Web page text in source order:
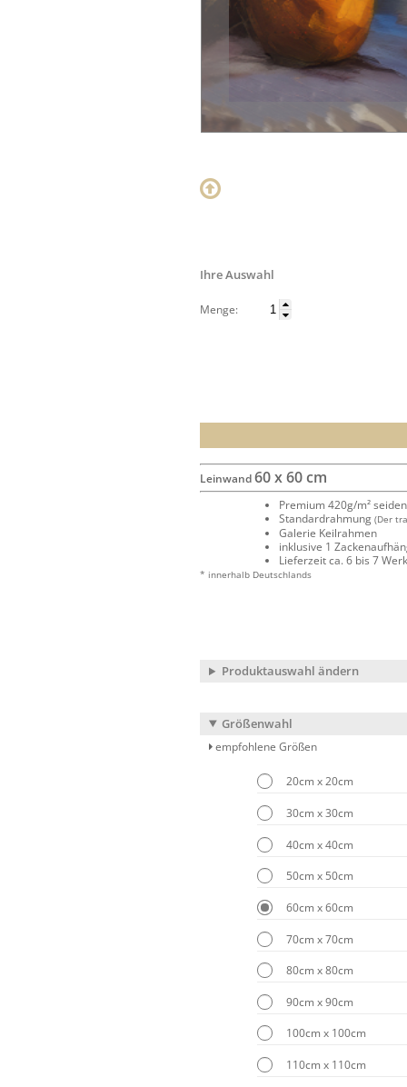
Ihre Auswahl
Menge:
Leinwand60 x 60 cm
Premium 420g/m²
Standardrahmung (Der
Galerie Keilrahmen
inklusive 1
Lieferzeit ca. 6 bis 7
* innerhalb Deutschlands
Produktauswahl ändern
Größenwahl
empfohlene Größen
20cm x 20cm
30cm x 30cm
40cm x 40cm
50cm x 50cm
60cm x 60cm
70cm x 70cm
80cm x 80cm
90cm x 90cm
100cm x 100cm
110cm x 110cm